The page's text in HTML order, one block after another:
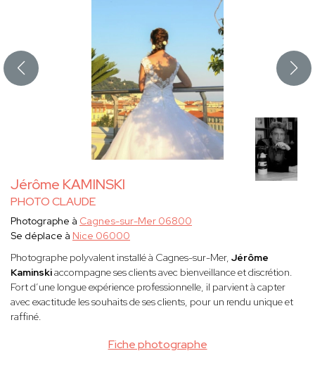
Jérôme KAMINSKI
PHOTO CLAUDE
Fiche photographe
Photographe à Cagnes-sur-Mer 06800
Se déplace à Nice 06000
Photographe polyvalent installé à Cagnes-sur-Mer, Jérôme
Kaminskiaccompagne ses clients avec bienveillance et discrétion.
Fort d’une longue expérience professionnelle, il parvient à capter
avec exactitude les souhaits de ses clients, pour un rendu unique et
raffiné.